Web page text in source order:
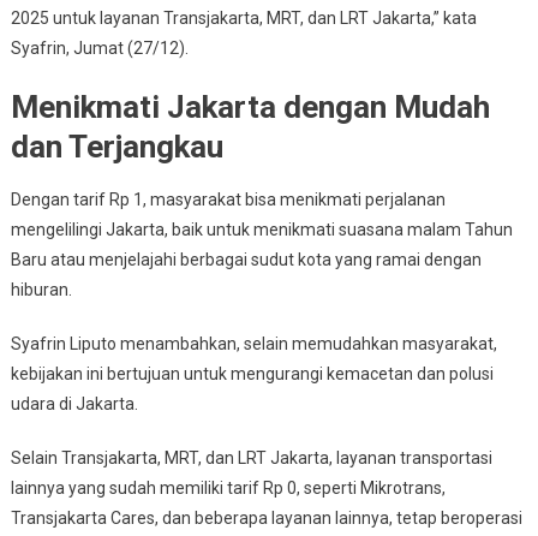
2025 untuk layanan Transjakarta, MRT, dan LRT Jakarta,” kata
Syafrin, Jumat (27/12).
Menikmati Jakarta dengan Mudah
dan Terjangkau
Dengan tarif Rp 1, masyarakat bisa menikmati perjalanan
mengelilingi Jakarta, baik untuk menikmati suasana malam Tahun
Baru atau menjelajahi berbagai sudut kota yang ramai dengan
hiburan.
Syafrin Liputo menambahkan, selain memudahkan masyarakat,
kebijakan ini bertujuan untuk mengurangi kemacetan dan polusi
udara di Jakarta.
Selain Transjakarta, MRT, dan LRT Jakarta, layanan transportasi
lainnya yang sudah memiliki tarif Rp 0, seperti Mikrotrans,
Transjakarta Cares, dan beberapa layanan lainnya, tetap beroperasi